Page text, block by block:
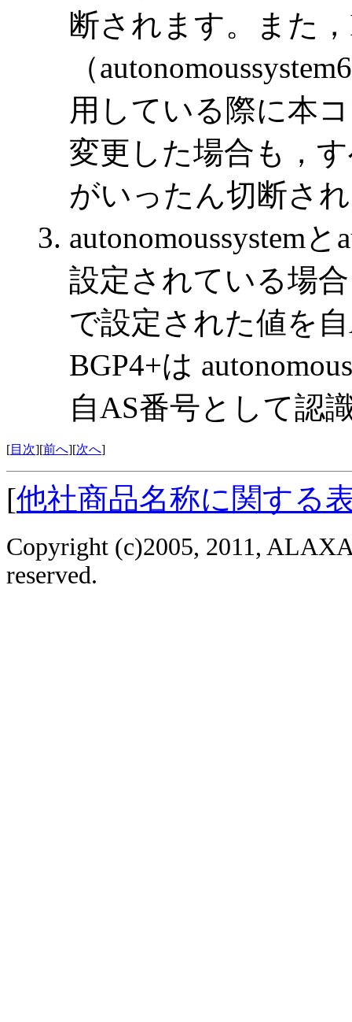
断されます。また
（
用している際に本
変更した場合も，
がいったん切断さ
autonomoussystem
設定されている場合
で設定された値を
BGP4+は
自AS番号として認
[目次][前へ][次へ]
[他社商品名称に関する
Copyright (c)2005, 2011,
reserved.